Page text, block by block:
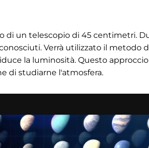
di un telescopio di 45 centimetri.
Verrà utilizzato il metodo
la luminosità. Questo
di studiarne l'atmosfera.